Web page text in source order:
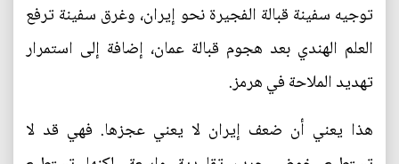
توجيه سفينة قبالة الفجيرة نحو إيران، وغرق سفينة ترفع
العلم الهندي بعد هجوم قبالة عمان، إضافة إلى استمرار
تهديد الملاحة في هرمز.
هذا يعني أن ضعف إيران لا يعني عجزها. فهي قد لا